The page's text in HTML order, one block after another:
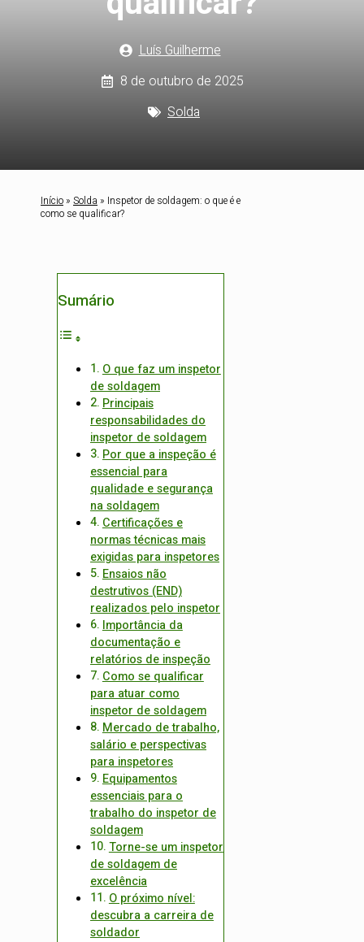
Luís Guilherme
8 de outubro de 2025
Solda
Início» Solda » Inspetor de soldagem: o que é e
como se qualificar?
Sumário
O que faz um inspetor
de soldagem
Principais
responsabilidades do
inspetor de soldagem
Por que a inspeção é
essencial para
qualidade e segurança
na soldagem
Certificações e
normas técnicas mais
exigidas para inspetores
Ensaios não
destrutivos (END)
realizados pelo inspetor
Importância da
documentação e
relatórios de inspeção
Como se qualificar
para atuar como
inspetor de soldagem
Mercado de trabalho,
salário e perspectivas
para inspetores
Equipamentos
essenciais para o
trabalho do inspetor de
soldagem
Torne-se um inspetor
de soldagem de
excelência
O próximo nível:
descubra a carreira de
soldador